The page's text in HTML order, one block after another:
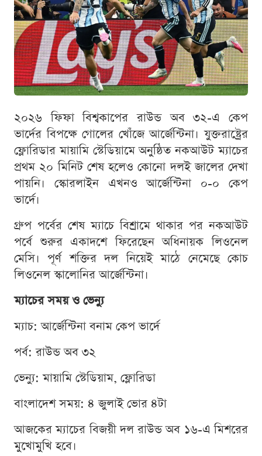
২০২৬ ফিফা বিশ্বকাপের রাউন্ড অব ৩২-এ কেপ
ভার্দের বিপক্ষে গোলের খোঁজে আর্জেন্টিনা। যুক্তরাষ্ট্রের
ফ্লোরিডার মায়ামি স্টেডিয়ামে অনুষ্ঠিত নকআউট ম্যাচের
প্রথম ২০ মিনিট শেষ হলেও কোনো দলই জালের দেখা
পায়নি। স্কোরলাইন এখনও আর্জেন্টিনা ০-০ কেপ
ভার্দে।
গ্রুপ পর্বের শেষ ম্যাচে বিশ্রামে থাকার পর নকআউট
পর্বে শুরুর একাদশে ফিরেছেন অধিনায়ক লিওনেল
মেসি। পূর্ণ শক্তির দল নিয়েই মাঠে নেমেছে কোচ
লিওনেল স্কালোনির আর্জেন্টিনা।
ম্যাচের সময় ও ভেন্যু
ম্যাচ: আর্জেন্টিনা বনাম কেপ ভার্দে
পর্ব: রাউন্ড অব ৩২
ভেন্যু: মায়ামি স্টেডিয়াম, ফ্লোরিডা
বাংলাদেশ সময়: ৪ জুলাই ভোর ৪টা
আজকের ম্যাচের বিজয়ী দল রাউন্ড অব ১৬-এ মিশরের
মুখোমুখি হবে।